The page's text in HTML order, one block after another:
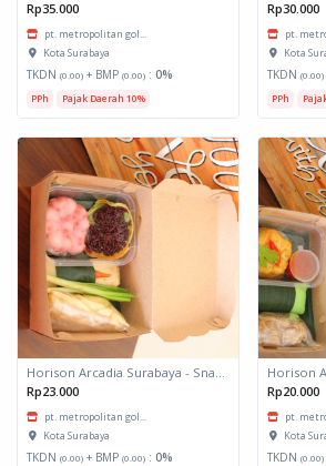
Rp35.000
pt. metropolitan gol...
Kota Surabaya
TKDN (0.00) + BMP (0.00) : 0%
PPh Pajak Daerah 10%
Rp30.000
pt.
Kota
TKDN (0.00)
PPh
Rp23.000
pt. metropolitan gol...
Kota Surabaya
TKDN (0.00) + BMP (0.00) : 0%
Rp20.000
pt.
Kota
TKDN (0.00)